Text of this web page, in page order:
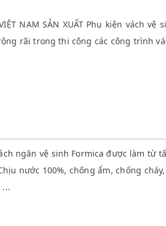
VIỆT NAM SẢN XUẤT Phụ kiện vách
rãi trong thi công các công trình
ngăn vệ sinh Formica được làm
nước 100%, chống ẩm, chống
...